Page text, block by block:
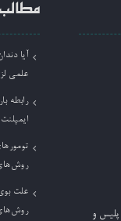
پلیس و
آیا
علمی
رابطه
علت